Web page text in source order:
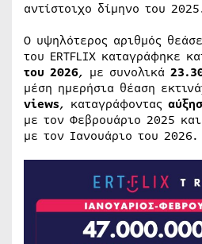
αντίστοιχο δίμηνο του
Ο υψηλότερος αριθμός
του ERTFLIX καταγράφηκε
του 2026, με συνολικά
μέση ημερήσια θέαση
views, καταγράφοντας
με τον Φεβρουάριο 2025 και
με τον Ιανουάριο του 2026.